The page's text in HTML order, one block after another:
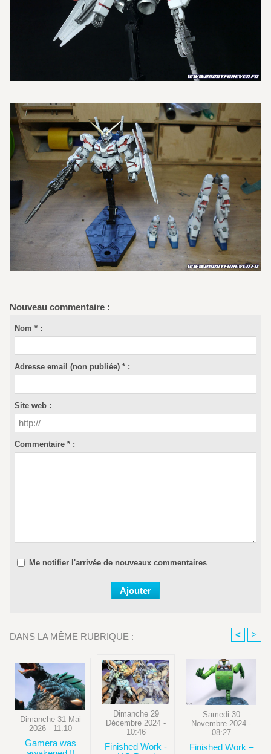
Nouveau commentaire :
Nom * :
Adresse email (non publiée) * :
Site web :
Commentaire * :
Me notifier l'arrivée de nouveaux commentaires
DANS LA MÊME RUBRIQUE : < >
Dimanche 31 Mai
2026 - 11:10
Gamera was
Dimanche 29
Décembre 2024 -
10:46
Finished Work -
Samedi 30
Novembre 2024 -
08:27
Finished Work –